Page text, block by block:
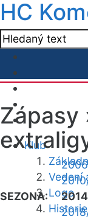
HC
Klub
Vedení
Logo
Historie
Zápasy
SEZONA: